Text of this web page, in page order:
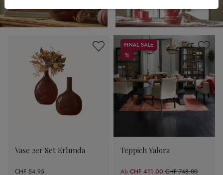
Vase 2er Set Erlunda
CHF 54.95
Sale
%
%
Teppich Yalora
Ab CHF 411.00 CHF 748.00